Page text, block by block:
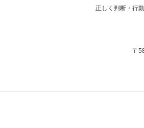
正しく判断・行
〒